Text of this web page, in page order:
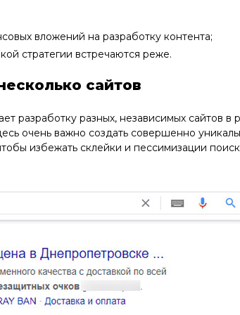
вложений на разработку контента;
стратегии встречаются реже.
сайтов
разработку разных, независимых сайтов в
очень важно создать совершенно
избежать склейки и пессимизации